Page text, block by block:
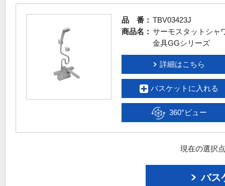
品 番： TBV03423J
商品名： サーモスタットシャ
金具GGシリーズ
詳細はこちら
バスケットに入れる
360°ビュー
現在の選択
バス